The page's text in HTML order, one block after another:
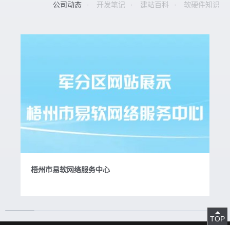
公司动态 · 开发笔记 · 建站百科 · 软硬件知识
梧州市易软网络服务中心
在开发地图点聚合功能时，网页按F12调出调试功能，发
properties of …
在办理有些业务的时候是需要企业邮箱进行认证的。企业
的、专业的邮件系统，提高沟通效率，也体现了企业的专
业性和规模。…
1、创建快捷方式。2、属性中修改目标栏地址
(x86)\Google\Chrome\Application\chr…
TOP